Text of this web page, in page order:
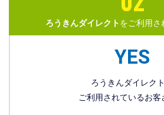
ろうきんダイレクトをご利用さ
YES
ろうきんダイレク
ご利用されているお客